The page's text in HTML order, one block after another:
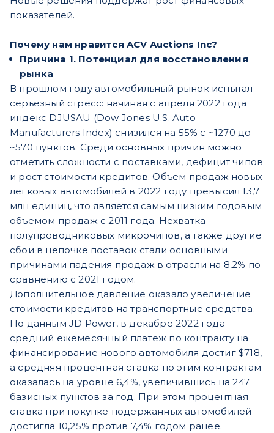
показателей.
Почему нам нравится ACV Auctions Inc?
Причина 1. Потенциал для восстановления
рынка
В прошлом году автомобильный рынок испытал
серьезный стресс: начиная с апреля 2022 года
индекс DJUSAU (Dow Jones U.S. Auto
Manufacturers Index) снизился на 55% с ~1270 до
~570 пунктов. Среди основных причин можно
отметить сложности с поставками, дефицит чипов
и рост стоимости кредитов. Объем продаж новых
легковых автомобилей в 2022 году превысил 13,7
млн единиц, что является самым низким годовым
объемом продаж с 2011 года. Нехватка
полупроводниковых микрочипов, а также другие
сбои в цепочке поставок стали основными
причинами падения продаж в отрасли на 8,2% по
сравнению с 2021 годом.
Дополнительное давление оказало увеличение
стоимости кредитов на транспортные средства.
По данным JD Power, в декабре 2022 года
средний ежемесячный платеж по контракту на
финансирование нового автомобиля достиг $718,
а средняя процентная ставка по этим контрактам
оказалась на уровне 6,4%, увеличившись на 247
базисных пунктов за год. При этом процентная
ставка при покупке подержанных автомобилей
достигла 10,25% против 7,4% годом ранее.